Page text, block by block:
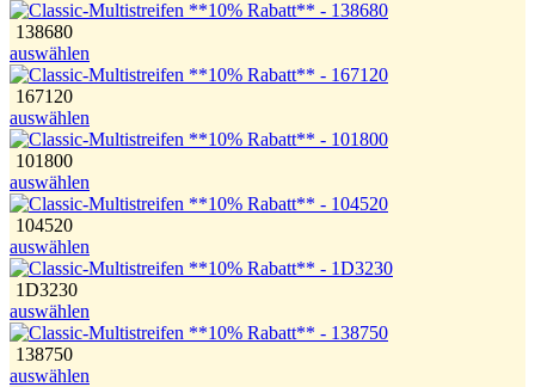
138680
auswählen
167120
auswählen
101800
auswählen
104520
auswählen
1D3230
auswählen
138750
auswählen